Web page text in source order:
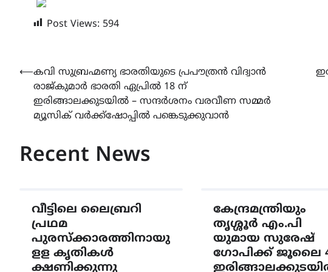
Post Views: 594
Post
navigation
⟵കവി സുബ്രഹ്മണ്യ ഭാരതിയുടെ പ്രപൗത്രൻ വിദ്വാൻ
രാജ്കുമാർ ഭാരതി ഏപ്രിൽ 18 ന്
ഇരിങ്ങാലക്കുടയിൽ – സന്ദർശനം വരവീണ സമ്മർ
മ്യൂസിക് വർക്ക്ഷോപ്പിൽ പങ്കെടുക്കുവാൻ
Recent News
വീട്ടിലെ ലൈബ്രറി
പ്രഥമ
പുരസ്ക്കാരത്തിനായു
ളള കൃതികൾ
ക്ഷണിക്കുന്നു
കേന്ദ്രമന്ത്രിയും
തൃശ്ശൂർ എം.പി
യുമായ സുരേഷ്
ഗോപിക്ക് ജൂലൈ